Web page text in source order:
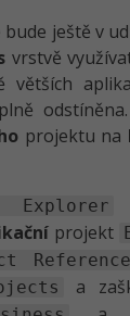
bude ještě v
vrstvě
větších
projektu na
Explorer
projekt
a